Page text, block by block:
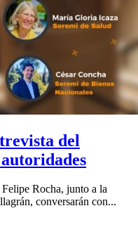
del
Rocha, junto a la
conversarán con...